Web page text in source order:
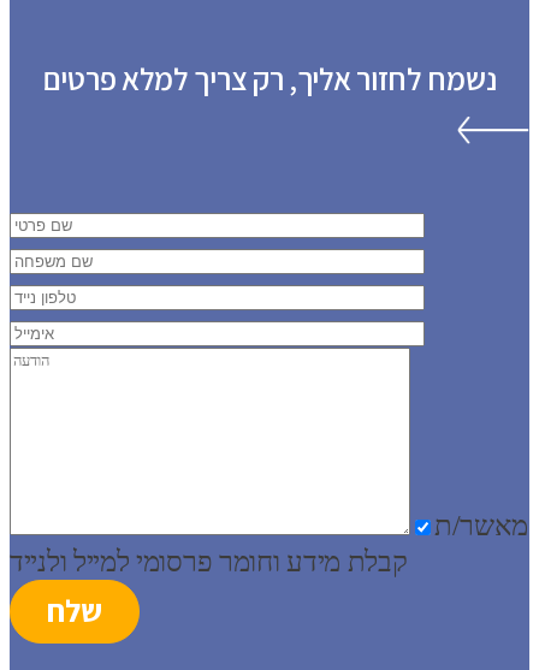
נשמח לחזור אליך, רק צריך למלא פרטים
מאשר/ת
קבלת מידע וחומר פרסומי למייל ולנייד